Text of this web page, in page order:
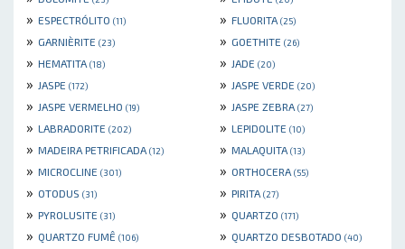
» ESPECTRÓLITO (11) » FLUORITA (25)
» GARNIÈRITE (23) » GOETHITE (26)
» HEMATITA (18) » JADE (20)
» JASPE (172) » JASPE VERDE (20)
» JASPE VERMELHO (19) » JASPE ZEBRA (27)
» LABRADORITE (202) » LEPIDOLITE (10)
» MADEIRA PETRIFICADA (12) » MALAQUITA (13)
» MICROCLINE (301) » ORTHOCERA (55)
» OTODUS (31) » PIRITA (27)
» PYROLUSITE (31) » QUARTZO (171)
» QUARTZO FUMÊ (106) » QUARTZO DESBOTADO (40)